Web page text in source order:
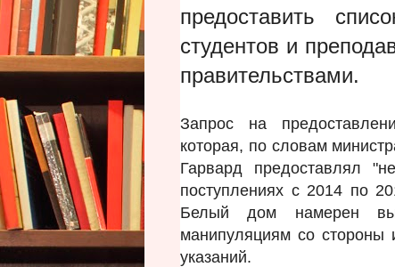
предоставить
студентов и
правительствами.
Запрос на
которая, по словам
Гарвард предоставлял
поступлениях с 2014 по
Белый дом намерен
манипуляциям со стороны
указаний.